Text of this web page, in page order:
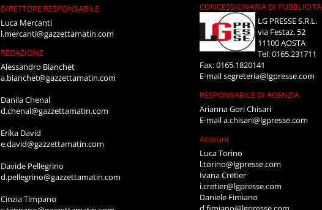
DIRETTORE RESPONSABILE
Luca Mercanti
l.mercanti@gazzettamatin.com
REDAZIONE
Alessandro Bianchet
a.bianchet@gazzettamatin.com
Danila Chenal
d.chenal@gazzettamatin.com
Erika David
e.david@gazzettamatin.com
Davide Pellegrino
d.pellegrino@gazzettamatin.com
Cinzia Timpano
CONCESSIONARIA DI PUBBLICITÀ
LG PRESSE S.R.L.
via Festaz, 52
11100 AOSTA
Tel: 0165.231711
Fax: 0165.1820141
E-mailsegreteria@lgpresse.com
RESPONSABILE DI AGENZIA
Arianna Gori Chisari
E-maila.chisari@lgpresse.com
Account
Luca Torino
l.torino@lgpresse.com
Ivana Cretier
i.cretier@lgpresse.com
Daniele Fimiano